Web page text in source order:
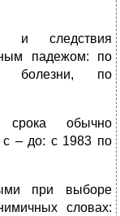
и следствия
падежом: по
болезни, по
срока обычно
с – до: с 1983 по
при выборе
словах: